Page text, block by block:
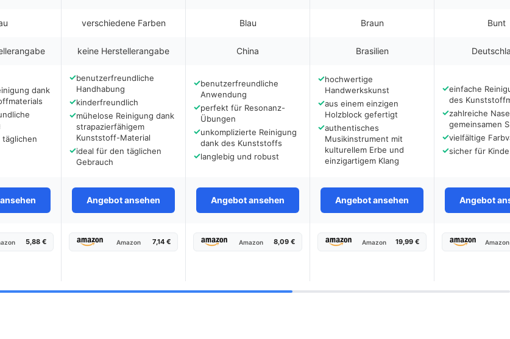
verschiedene Farben Blau Braun Bunt
keine Herstellerangabe China Brasilien
dank
✓benutzerfreundliche
Handhabung
✓kinderfreundlich
✓mühelose Reinigung dank
strapazierfähigem
Kunststoff-Material
✓ideal für den täglichen
Gebrauch
✓benutzerfreundliche
Anwendung
✓perfekt für Resonanz-
Übungen
✓unkomplizierte Reinigung
dank des Kunststoffs
✓langlebig und robust
✓hochwertige
Handwerkskunst
✓aus einem einzigen
Holzblock gefertigt
✓authentisches
Musikinstrument mit
kulturellem Erbe und
einzigartigem Klang
✓einfache
des
✓zahlreiche
gemeinsamen
✓vielfältige
✓sicher für
Angebot ansehen Angebot ansehen Angebot ansehen Angebot
5,88 € Amazon 7,14 € Amazon 8,09 € Amazon 19,99 € Amazon